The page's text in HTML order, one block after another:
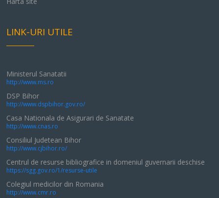
LINK-URI UTILE
Ministerul Sanatatii
http://www.ms.ro
DSP Bihor
http://www.dspbihor.gov.ro/
Casa Nationala de Asigurari de Sanatate
http://www.cnas.ro
Consiliul Judetean Bihor
http://www.cjbihor.ro/
Centrul de resurse bibliografice in domeniul guvernarii deschise
https://sgg.gov.ro/1/resurse-utile
Colegiul medicilor din Romania
http://www.cmr.ro